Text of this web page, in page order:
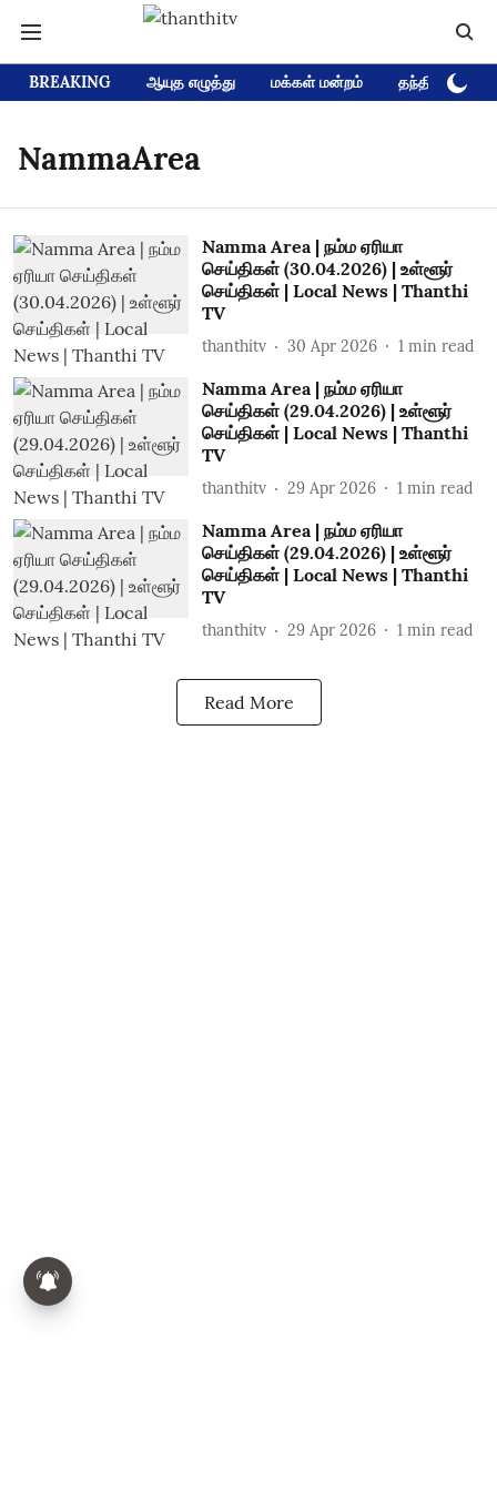
BREAKING ஆயுத எழுத்து மக்கள் மன்றம் தந்தி டிவி
NammaArea
Namma Area | நம்ம ஏரியா
செய்திகள் (30.04.2026) | உள்ளூர்
செய்திகள் | Local News | Thanthi
TV
thanthitv 30 Apr 2026 1 min read
Namma Area | நம்ம ஏரியா
செய்திகள் (29.04.2026) | உள்ளூர்
செய்திகள் | Local News | Thanthi
TV
thanthitv 29 Apr 2026 1 min read
Namma Area | நம்ம ஏரியா
செய்திகள் (29.04.2026) | உள்ளூர்
செய்திகள் | Local News | Thanthi
TV
thanthitv 29 Apr 2026 1 min read
Read More